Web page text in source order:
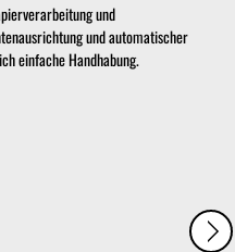
und
und automatischer
einfache Handhabung.